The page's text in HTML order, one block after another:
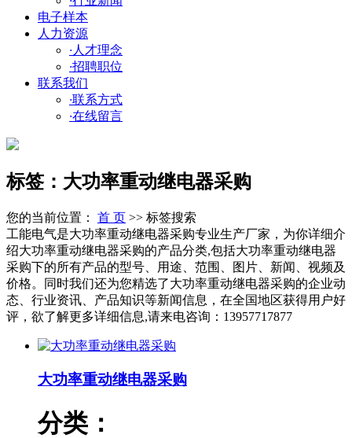
电子样本
人力资源
· 人才理念
·招聘职位
联系我们
·联系方式
·在线留言
标签：大功率重动继电器采购
您的当前位置： 首 页 >> 标签搜索
工能电气是大功率重动继电器采购专业生产厂家，为你详细介
绍大功率重动继电器采购的产品分类,包括大功率重动继电器
采购下的所有产品的型号、用途、范围、图片、新闻、视频及
价格。同时我们还为您精选了大功率重动继电器采购的企业动
态、行业资讯、产品知识等新闻信息，在全国地区获得用户好
评，欲了解更多详细信息,请来电咨询：13957717877
大功率重动继电器采购
分类：